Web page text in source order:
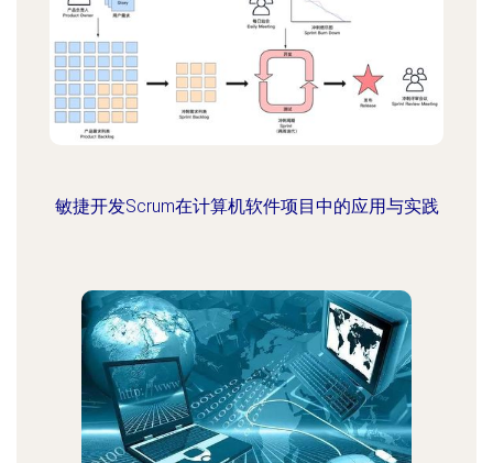
敏捷开发Scrum在计算机软件项目中的应用与实践